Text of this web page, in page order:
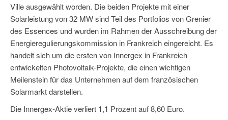
Ville ausgewählt worden. Die beiden Projekte mit einer
Solarleistung von 32 MW sind Teil des Portfolios von Grenier
des Essences und wurden im Rahmen der Ausschreibung der
Energieregulierungskommission in Frankreich eingereicht. Es
handelt sich um die ersten von Innergex in Frankreich
entwickelten Photovoltaik-Projekte, die einen wichtigen
Meilenstein für das Unternehmen auf dem französischen
Solarmarkt darstellen.
Die Innergex-Aktie verliert 1,1 Prozent auf 8,60 Euro.